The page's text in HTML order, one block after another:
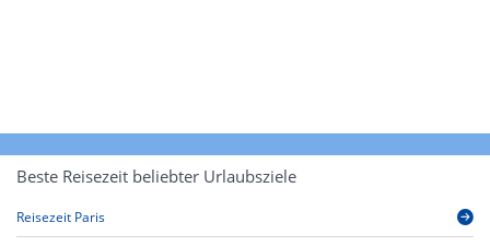
Beste Reisezeit beliebter Urlaubsziele
Reisezeit Paris